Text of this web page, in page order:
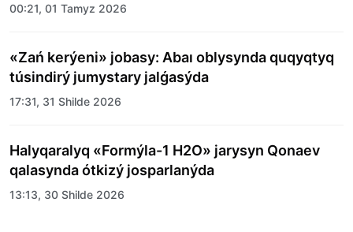
00:21, 01 Tamyz 2026
«Zań kerýeni» jobasy: Abaı oblysynda quqyqtyq
túsindirý jumystary jalǵasýda
17:31, 31 Shilde 2026
Halyqaralyq «Formýla-1 H2O» jarysyn Qonaev
qalasynda ótkizý josparlanýda
13:13, 30 Shilde 2026